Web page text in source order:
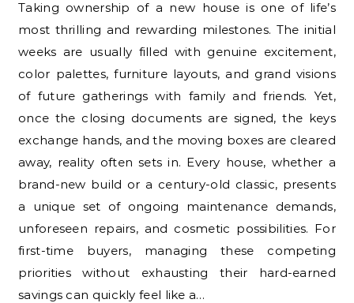
Taking ownership of a new house is one of life’s
most thrilling and rewarding milestones. The initial
weeks are usually filled with genuine excitement,
color palettes, furniture layouts, and grand visions
of future gatherings with family and friends. Yet,
once the closing documents are signed, the keys
exchange hands, and the moving boxes are cleared
away, reality often sets in. Every house, whether a
brand-new build or a century-old classic, presents
a unique set of ongoing maintenance demands,
unforeseen repairs, and cosmetic possibilities. For
first-time buyers, managing these competing
priorities without exhausting their hard-earned
savings can quickly feel like a…